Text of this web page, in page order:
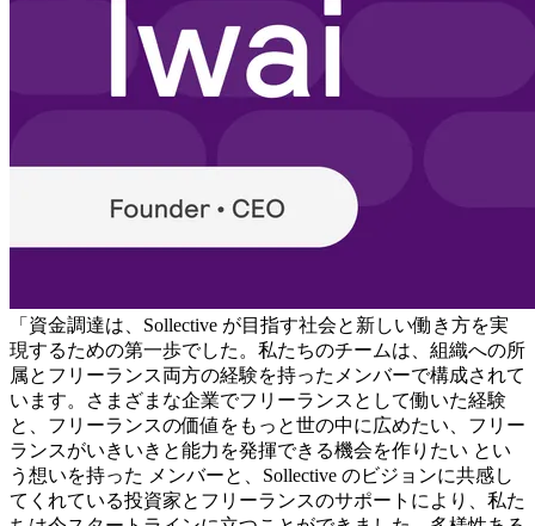
「資金調達は、Sollective が目指す社会と新しい働き方を実
現するための第一歩でした。私たちのチームは、組織への所
属とフリーランス両方の経験を持ったメンバーで構成されて
います。さまざまな企業でフリーランスとして働いた経験
と、 フリーランスの価値をもっと世の中に広めたい、フリー
ランスがいきいきと能力を発揮できる機会を作りたい とい
う想いを持った メンバーと、Sollective のビジョンに共感し
てくれている投資家とフリーランスのサポートにより、私た